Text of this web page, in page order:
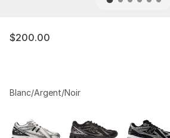
$200.00
Blanc/Argent/Noir